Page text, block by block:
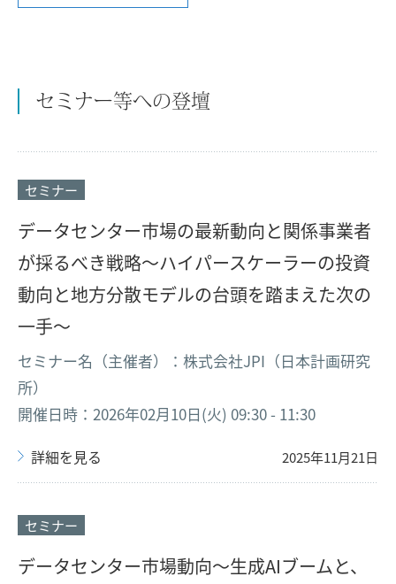
セミナー等への登壇
セミナー
データセンター市場の最新動向と関係事業者
が採るべき戦略～ハイパースケーラーの投資
動向と地方分散モデルの台頭を踏まえた次の
一手～
セミナー名（主催者）：株式会社JPI（日本計画研究
所）
開催日時：2026年02月10日(火) 09:30 - 11:30
詳細を見る 2025年11月21日
セミナー
データセンター市場動向～生成AIブームと、